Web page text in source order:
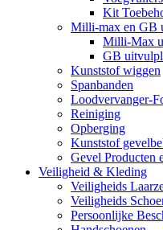
Kit
Milli-max en GB
Milli-Max
GB
Kunststof wiggen
Spanbanden
Loodvervanger-
Reiniging
Opberging
Kunststof
Gevel Producten
Veiligheid & Kleding
Veiligheids
Veiligheids
Persoonlijke